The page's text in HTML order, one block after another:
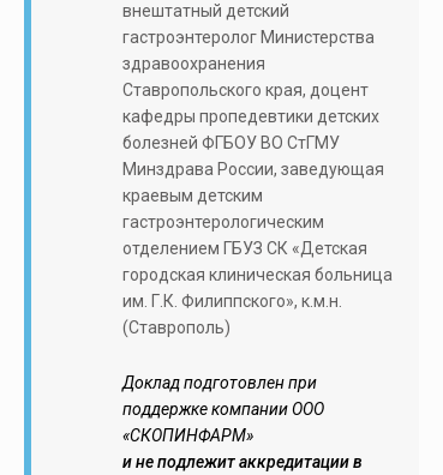
внештатный детский
гастроэнтеролог Министерства
здравоохранения
Ставропольского края, доцент
кафедры пропедевтики детских
болезней ФГБОУ ВО СтГМУ
Минздрава России, заведующая
краевым детским
гастроэнтерологическим
отделением ГБУЗ СК «Детская
городская клиническая больница
им. Г.К. Филиппского», к.м.н.
(Ставрополь)
Доклад подготовлен при
поддержке компании ООО
«СКОПИНФАРМ»
и не подлежит аккредитации в